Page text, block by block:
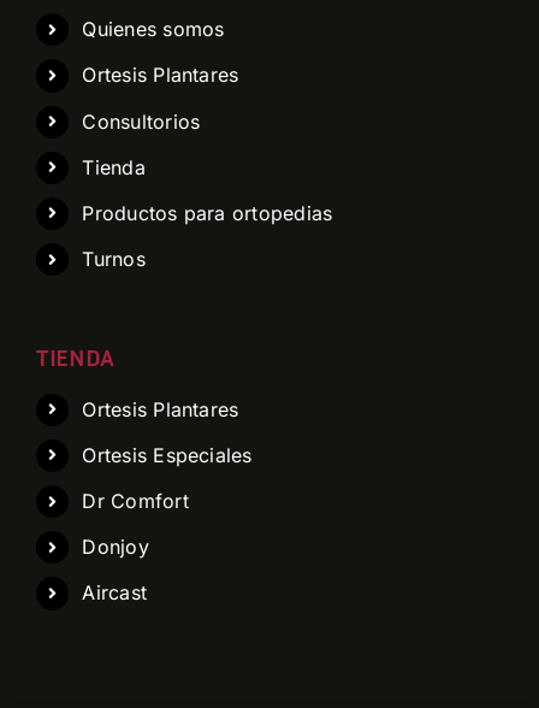
Quienes somos
Ortesis Plantares
Consultorios
Tienda
Productos para ortopedias
Turnos
TIENDA
Ortesis Plantares
Ortesis Especiales
Dr Comfort
Donjoy
Aircast